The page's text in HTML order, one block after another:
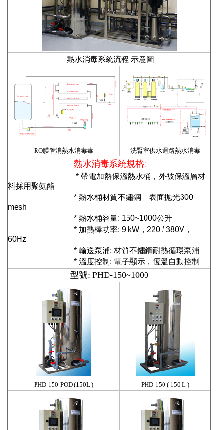
熱水消毒系統流程 示意圖
RO膜管消熱水消毒毒 洗腎室供水迴路熱水消毒
熱水消毒系統規格:
* 帶電加熱保溫熱水桶，外被保溫層材
料採用聚氨酯
* 熱水桶材質不鏽鋼，表面拋光300
mesh
* 熱水桶容量: 150~1000公升
* 加熱棒功率: 9 kW ， 220 / 380V ，
60Hz
* 輸送泵浦: 材質不鏽鋼耐熱循環泵浦
* 溫度控制 : 電子顯示，恆溫自動控制
型號: PHD-150~1000
PHD-150-POD (150L ) PHD-150 ( 150 L )